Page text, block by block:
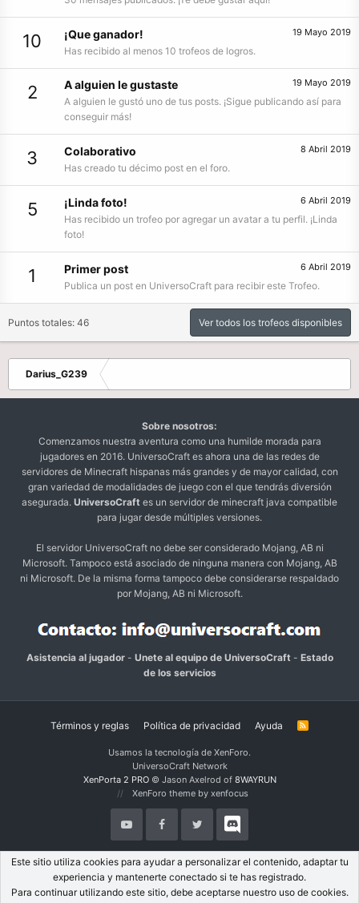
10 19 Mayo 2019
¡Que ganador!
Has recibido al menos 10 trofeos de logros.
2 19 Mayo 2019
A alguien le gustaste
A alguien le gustó uno de tus posts. ¡Sigue publicando así para
conseguir más!
3 8 Abril 2019
Colaborativo
Has creado tu décimo post en el foro.
5 6 Abril 2019
¡Linda foto!
Has recibido un trofeo por agregar un avatar a tu perfil. ¡Linda
foto!
1 6 Abril 2019
Primer post
Publica un post en UniversoCraft para recibir este Trofeo.
Puntos totales: 46 Ver todos los trofeos disponibles
Darius_G239
Sobre nosotros:
Comenzamos nuestra aventura como una humilde morada para
jugadores en 2016. UniversoCraft es ahora una de las redes de
servidores de Minecraft hispanas más grandes y de mayor calidad, con
gran variedad de modalidades de juego con el que tendrás diversión
asegurada. UniversoCraft es un servidor de minecraft java compatible
para jugar desde múltiples versiones.
El servidor UniversoCraft no debe ser considerado Mojang, AB ni
Microsoft. Tampoco está asociado de ninguna manera con Mojang, AB
ni Microsoft. De la misma forma tampoco debe considerarse respaldado
por Mojang, AB ni Microsoft.
Asistencia al jugador- Unete al equipo de UniversoCraft - Estado
de los servicios
Términos y reglas Política de privacidad Ayuda
R
Usamos la tecnología de XenForo.
UniversoCraft Network
XenPorta 2 PRO© Jason Axelrod of 8WAYRUN
XenForo theme by xenfocus
Este sitio utiliza cookies para ayudar a personalizar el contenido, adaptar tu
experiencia y mantenerte conectado si te has registrado.
Para continuar utilizando este sitio, debe aceptarse nuestro uso de cookies.